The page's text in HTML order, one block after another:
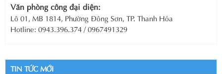
Văn phòng công đại diện:
Lô 01, MB 1814, Phường Đông Sơn, TP. Thanh Hóa
Hotline: 0943.396.374 / 0967491329
TIN TỨC MỚI